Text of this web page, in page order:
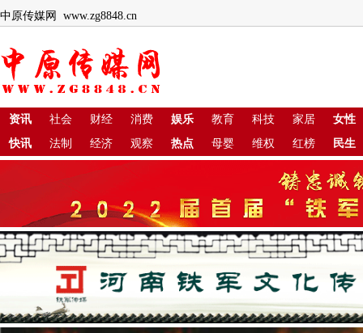
中原传媒网 www.zg8848.cn
资讯 社会 财经 消费 娱乐 教育 科技 家居
女性
快讯
法制 经济 观察 热点 母婴 维权 红榜 民生